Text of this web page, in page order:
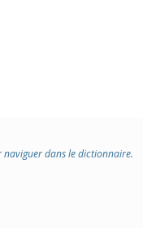
naviguer dans le dictionnaire.